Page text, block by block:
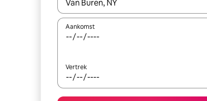
Aankomst
Vertrek